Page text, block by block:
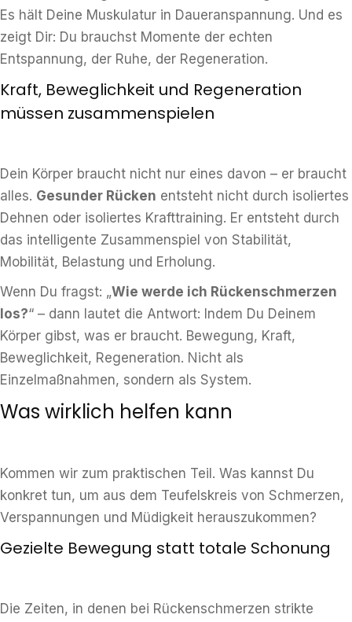
Es hält Deine Muskulatur in Daueranspannung. Und es
zeigt Dir: Du brauchst Momente der echten
Entspannung, der Ruhe, der Regeneration.
Kraft, Beweglichkeit und Regeneration
müssen zusammenspielen
Dein Körper braucht nicht nur eines davon – er braucht
alles. Gesunder Rücken entsteht nicht durch isoliertes
Dehnen oder isoliertes Krafttraining. Er entsteht durch
das intelligente Zusammenspiel von Stabilität,
Mobilität, Belastung und Erholung.
Wenn Du fragst: „Wie werde ich Rückenschmerzen
los?“ – dann lautet die Antwort: Indem Du Deinem
Körper gibst, was er braucht. Bewegung, Kraft,
Beweglichkeit, Regeneration. Nicht als
Einzelmaßnahmen, sondern als System.
Was wirklich helfen kann
Kommen wir zum praktischen Teil. Was kannst Du
konkret tun, um aus dem Teufelskreis von Schmerzen,
Verspannungen und Müdigkeit herauszukommen?
Gezielte Bewegung statt totale Schonung
Die Zeiten, in denen bei Rückenschmerzen strikte